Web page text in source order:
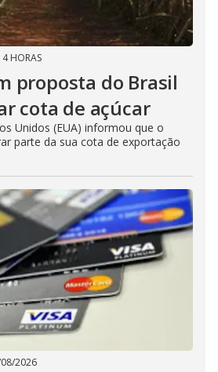
4 HORAS
proposta do Brasil
cota de açúcar
Unidos (EUA) informou que o
parte da sua cota de exportação
2026